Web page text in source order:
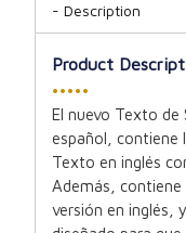
Description
Product
•••••
El nuevo Texto de
español, contiene
Texto en inglés
Además, contiene
versión en inglés,